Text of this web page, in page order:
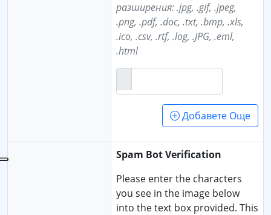
разширения: .jpg, .gif, .jpeg,
.png, .pdf, .doc, .txt, .bmp, .xls,
.ico, .csv, .rtf, .log, .JPG, .eml,
.html
Добавете Още
Spam Bot Verification
Please enter the characters
you see in the image below
into the text box provided. This